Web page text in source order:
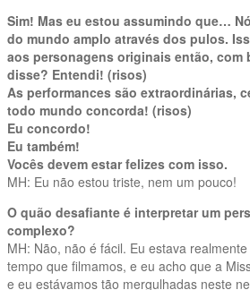
Sim! Mas eu estou assumindo que…
do mundo amplo através dos pulos.
aos personagens originais então, com
disse? Entendi! (risos)
As performances são extraordinárias,
todo mundo concorda! (risos)
Eu concordo!
Eu também!
Vocês devem estar felizes com isso.
MH: Eu não estou triste, nem um pouco!
O quão desafiante é interpretar um
complexo?
MH: Não, não é fácil. Eu estava
tempo que filmamos, e eu acho que a
e eu estávamos tão mergulhadas neste